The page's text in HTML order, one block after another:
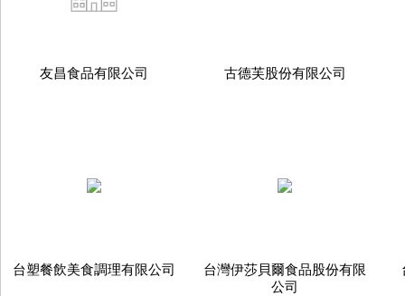
友昌食品有限公司 古德芙股份有限公司
台塑餐飲美食調理有限公司
台灣伊莎貝爾食品股份有限
公司